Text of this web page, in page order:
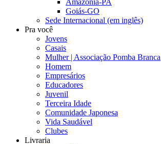
Amazônia-PA
Goiás-GO
Sede Internacional (em inglês)
Pra você
Jovens
Casais
Mulher | Associação Pomba Branca
Homem
Empresários
Educadores
Juvenil
Terceira Idade
Comunidade Japonesa
Vida Saudável
Clubes
Livraria